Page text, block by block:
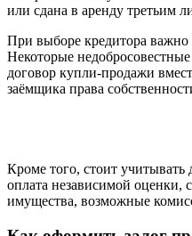
или сдана в аренду третьим
При выборе кредитора важно
Некоторые
договор купли-продажи
заёмщика права
Кроме того, стоит учитывать
оплата независимой оценки,
имущества, возможные